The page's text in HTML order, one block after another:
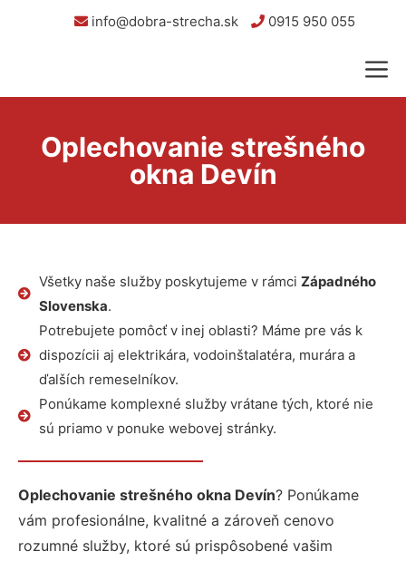
info@dobra-strecha.sk 0915 950 055
Oplechovanie strešného
okna Devín
Všetky naše služby poskytujeme v rámci Západného
Slovenska.
Potrebujete pomôcť v inej oblasti? Máme pre vás k
dispozícii aj elektrikára, vodoinštalatéra, murára a
ďalších remeselníkov.
Ponúkame komplexné služby vrátane tých, ktoré nie
sú priamo v ponuke webovej stránky.
Oplechovanie strešného okna Devín? Ponúkame
vám profesionálne, kvalitné a zároveň cenovo
rozumné služby, ktoré sú prispôsobené vašim